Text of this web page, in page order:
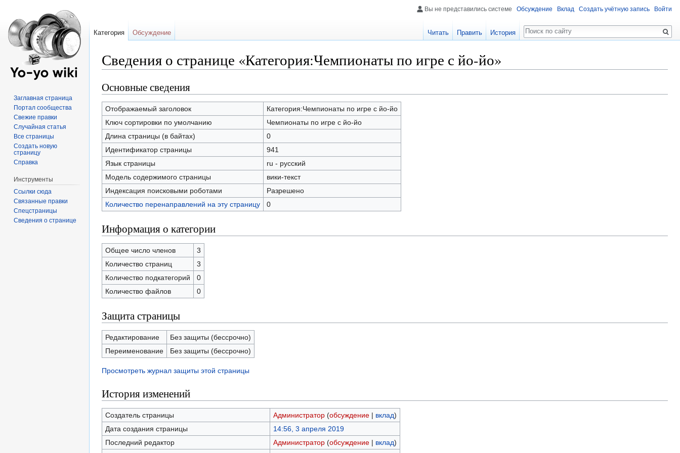
Сведения о странице «Категория:Чемпионаты по игре с йо-йо»
Перейти
к
навигации
Перейти
к
поиску
Основные сведения
Отображаемый заголовок
Категория:Чемпионаты по игре с йо-йо
Ключ сортировки по умолчанию
Чемпионаты по игре с йо-йо
Длина страницы (в байтах)
0
Идентификатор страницы
941
Язык страницы
ru - русский
Модель содержимого страницы
вики-текст
Индексация поисковыми роботами
Разрешено
Количество перенаправлений на эту страницу
0
Информация о категории
Общее число членов
3
Количество страниц
3
Количество подкатегорий
0
Количество файлов
0
Защита страницы
Редактирование
Без защиты (бессрочно)
Переименование
Без защиты (бессрочно)
Просмотреть журнал защиты этой страницы
История изменений
Создатель страницы Администратор (обсуждение| вклад)
Дата создания страницы
14:56, 3 апреля 2019
Последний редактор
Администратор (обсуждение| вклад)
Вы не представились системе Обсуждение Вклад Создать учётную запись Войти
Категория Обсуждение Читать Править История
Поиск
Заглавная страница
Портал сообщества
Свежие правки
Случайная статья
Все страницы
Создать новую
страницу
Справка
Инструменты
Ссылки сюда
Связанные правки
Спецстраницы
Сведения о странице